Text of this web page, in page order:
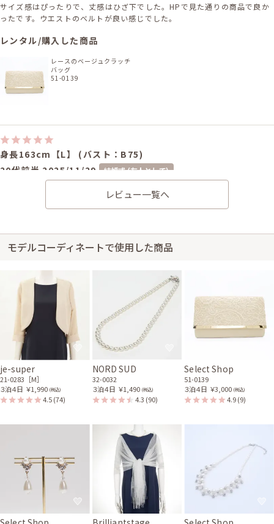
サイズ感はぴったりで、丈感はひざ下でした。HPで見た通りの商品で良か
ったです。ウエストのベルトが良い感じでした。
レンタル/購入した商品
レースのベージュクラッチ
バッグ
51-0139
身長163cm【L】 (バスト：B75)
20代前半 2025/11/29
結婚式 (友人として)
サイズはぴったりで丈はひざ下でした。状態がとてもよく満足です。
レンタル/購入した商品
ベージュシャンタンの九分
21-0307
身長170cm【Lサイズ】 (バスト：C75)
20代後半
2025/09/14
結婚式 (友人として)
サイズはやや小さく、丈はひざ下でした。 ネイビーのドレスとても可愛か
ったです! また使用させてもらおうと思います。 カバンもクリーム色がとて
もドレスに映えて良かったです!
レンタル/購入した商品
ベージュのレター型クラッ
レビュー一覧へ
モデルコーディネートで使用した商品
je-super
21-0283［M］
３泊４日 ￥1,990 (税込)
4.5(74)
NORD SUD
32-0032
３泊４日 ￥1,490 (税込)
4.3 (90)
Select Shop
51-0139
３泊４日 ￥3,000 (税込)
4.9(9)